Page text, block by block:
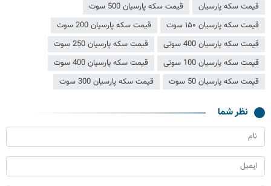
قیمت سکه پارسیان
قیمت سکه پارسیان 500 سوت
قیمت سکه پارسیان ۱۵۰ سوت
قیمت سکه پارسیان 200 سوت
قیمت سکه پارسیان 400 سوتی
قیمت سکه پارسیان 250 سوت
قیمت سکه پارسیان 100 سوتی
قیمت سکه پارسیان 400 سوت
قیمت سکه پارسیان 50 سوت
قیمت سکه پارسیان 300 سوت
نظر شما